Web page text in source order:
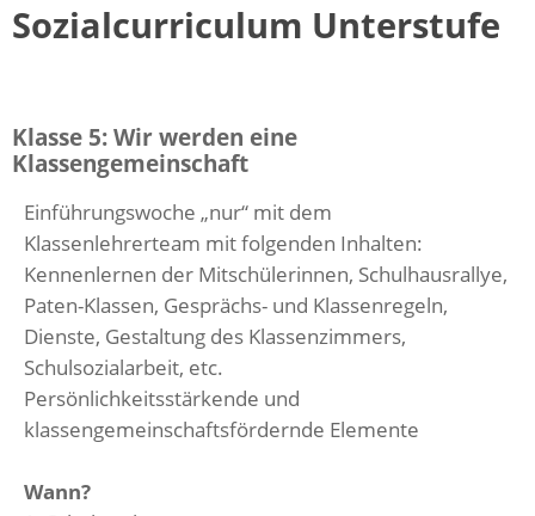
Sozialcurriculum Unterstufe
Klasse 5: Wir werden eine
Klassengemeinschaft
Einführungswoche „nur“ mit dem
Klassenlehrerteam mit folgenden Inhalten:
Kennenlernen der Mitschülerinnen, Schulhausrallye,
Paten-Klassen, Gesprächs- und Klassenregeln,
Dienste, Gestaltung des Klassenzimmers,
Schulsozialarbeit, etc.
Persönlichkeitsstärkende und
klassengemeinschaftsfördernde Elemente
Wann?